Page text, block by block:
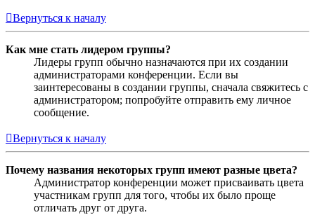
Вернуться к началу
Как мне стать лидером группы?
Лидеры групп обычно назначаются при их создании
администраторами конференции. Если вы
заинтересованы в создании группы, сначала свяжитесь с
администратором; попробуйте отправить ему личное
сообщение.
Вернуться к началу
Почему названия некоторых групп имеют разные цвета?
Администратор конференции может присваивать цвета
участникам групп для того, чтобы их было проще
отличать друг от друга.